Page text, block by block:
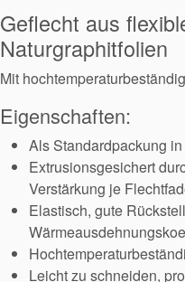
Geflecht aus
Naturgraphitfolien
Mit
Eigenschaften:
Als Standardpackung
Extrusionsgesichert
Verstärkung je
Elastisch, gute
Leicht zu schneiden,